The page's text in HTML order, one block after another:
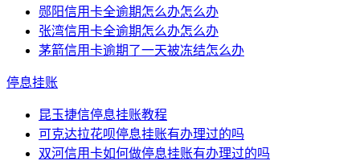
郧阳信用卡全逾期怎么办怎么办
张湾信用卡全逾期怎么办怎么办
茅箭信用卡逾期了一天被冻结怎么办
停息挂账
昆玉捷信停息挂账教程
可克达拉花呗停息挂账有办理过的吗
双河信用卡如何做停息挂账有办理过的吗